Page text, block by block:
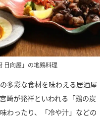
日向屋」の地鶏料理
多彩な食材を味わえる居酒屋
崎が発祥といわれる「鶏の炭
わったり、「冷や汁」などの